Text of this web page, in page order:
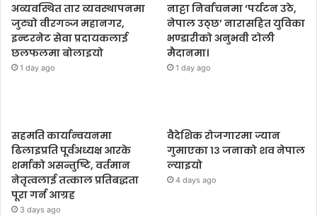
अव्यवस्थित तार व्यवस्थापनमा
जुट्यो वीरगञ्ज महानगर,
इन्टरनेट सेवा प्रदायकलाई
छलफलमा बोलाइयो
1 day ago
नाट्टा निर्वाचनमा ‘पर्यटन उठे,
नेपाल उठ्छ’ नारासहित युविका
भण्डारीको अनुभवी टोली
मैदानमा।
1 day ago
सहमति कार्यान्वयनमा
ढिलाइप्रति पूर्वअध्यक्ष आरके
शर्माको असन्तुष्टि, वर्तमान
नेतृत्वलाई तत्काल प्रतिबद्धता
पूरा गर्न आग्रह
3 days ago
वैदेशिक रोजगारमा ज्यान
गुमाएका १३ जनाको शव नेपाल
ल्याइयो
4 days ago